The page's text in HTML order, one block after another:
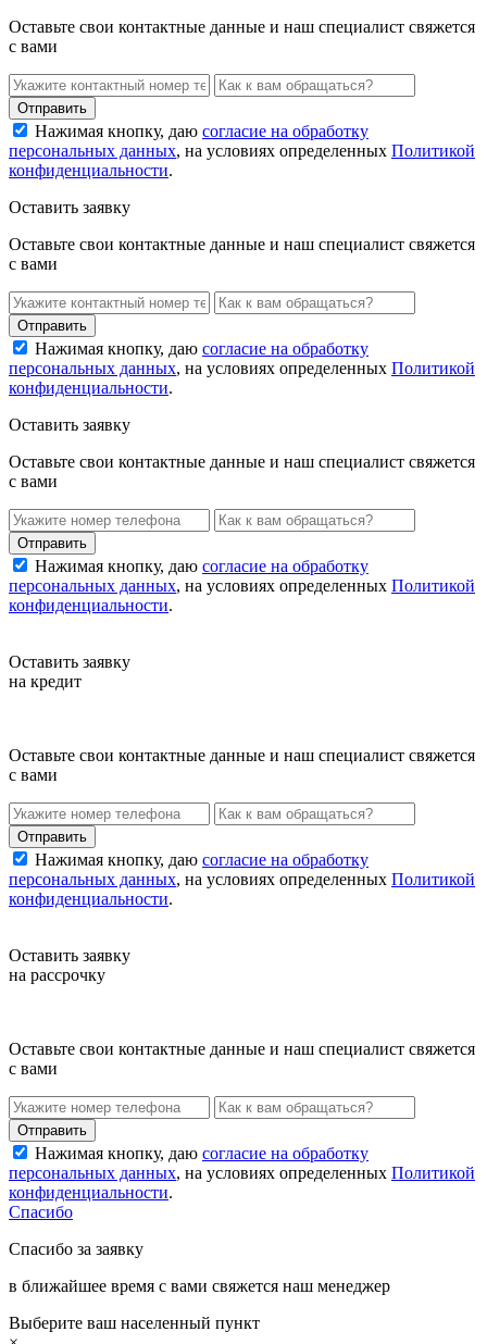
Оставьте свои контактные данные и наш специалист свяжется
с вами
Нажимая кнопку, даю согласие на обработку
персональных данных, на условиях определенных Политикой
конфиденциальности.
Оставить заявку
Оставьте свои контактные данные и наш специалист свяжется
с вами
Нажимая кнопку, даю согласие на обработку
персональных данных, на условиях определенных Политикой
конфиденциальности.
Оставить заявку
Оставьте свои контактные данные и наш специалист свяжется
с вами
Нажимая кнопку, даю согласие на обработку
персональных данных, на условиях определенных Политикой
конфиденциальности.
Оставить заявку
на кредит
Оставьте свои контактные данные и наш специалист свяжется
с вами
Нажимая кнопку, даю согласие на обработку
персональных данных, на условиях определенных Политикой
конфиденциальности.
Оставить заявку
на рассрочку
Оставьте свои контактные данные и наш специалист свяжется
с вами
Нажимая кнопку, даю согласие на обработку
персональных данных, на условиях определенных Политикой
конфиденциальности.
Спасибо
Спасибо за заявку
в ближайшее время с вами свяжется наш менеджер
Выберите ваш населенный пункт